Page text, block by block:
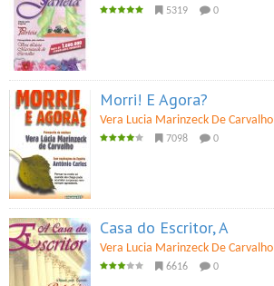
5319 0
Morri! E Agora?
Vera Lucia Marinzeck De Carvalho
7098 0
Casa do Escritor, A
Vera Lucia Marinzeck De Carvalho
6616 0